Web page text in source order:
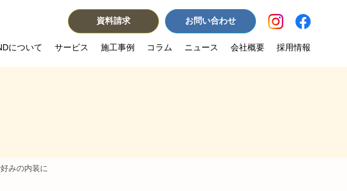
資料請求 お問い合わせ
について サービス 施工事例 コラム ニュース 会社概要 採用情報
みの内装に